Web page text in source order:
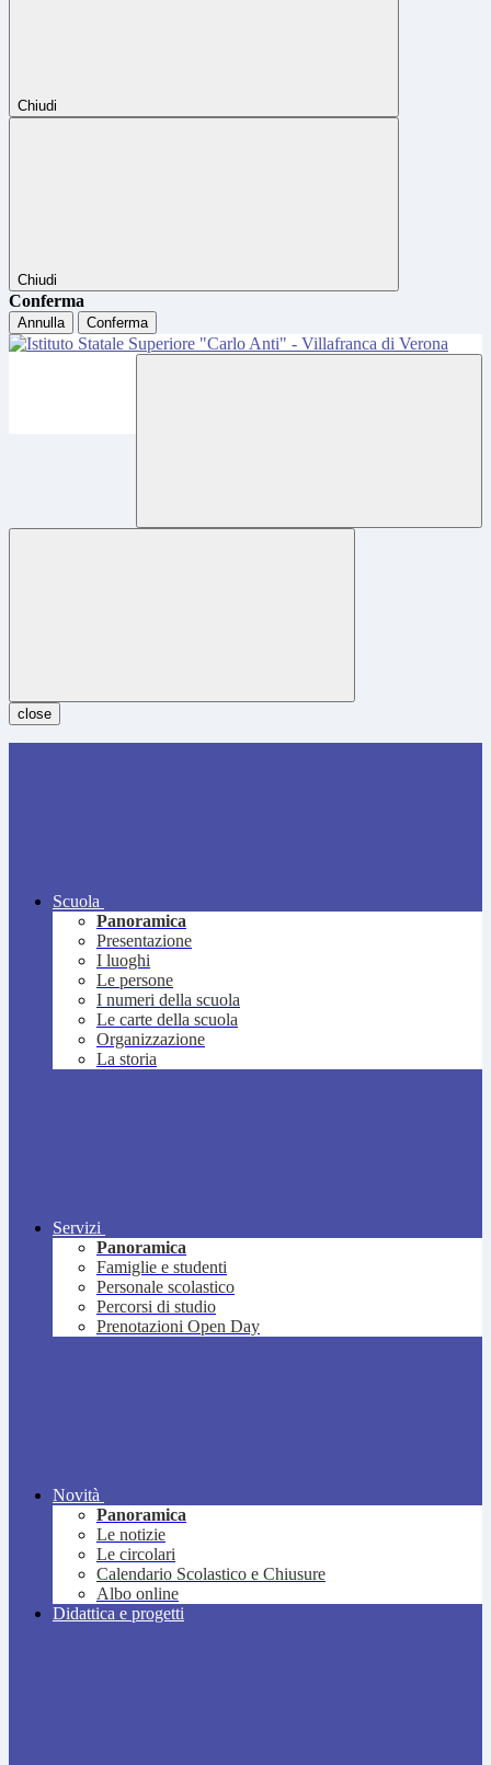
Chiudi
Chiudi
Conferma
Annulla Conferma
close
Scuola
Panoramica
Presentazione
I luoghi
Le persone
I numeri della scuola
Le carte della scuola
Organizzazione
La storia
Servizi
Panoramica
Famiglie e studenti
Personale scolastico
Percorsi di studio
Prenotazioni Open Day
Novità
Panoramica
Le notizie
Le circolari
Calendario Scolastico e Chiusure
Albo online
Didattica e progetti